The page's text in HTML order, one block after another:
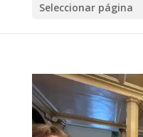
Seleccionar página